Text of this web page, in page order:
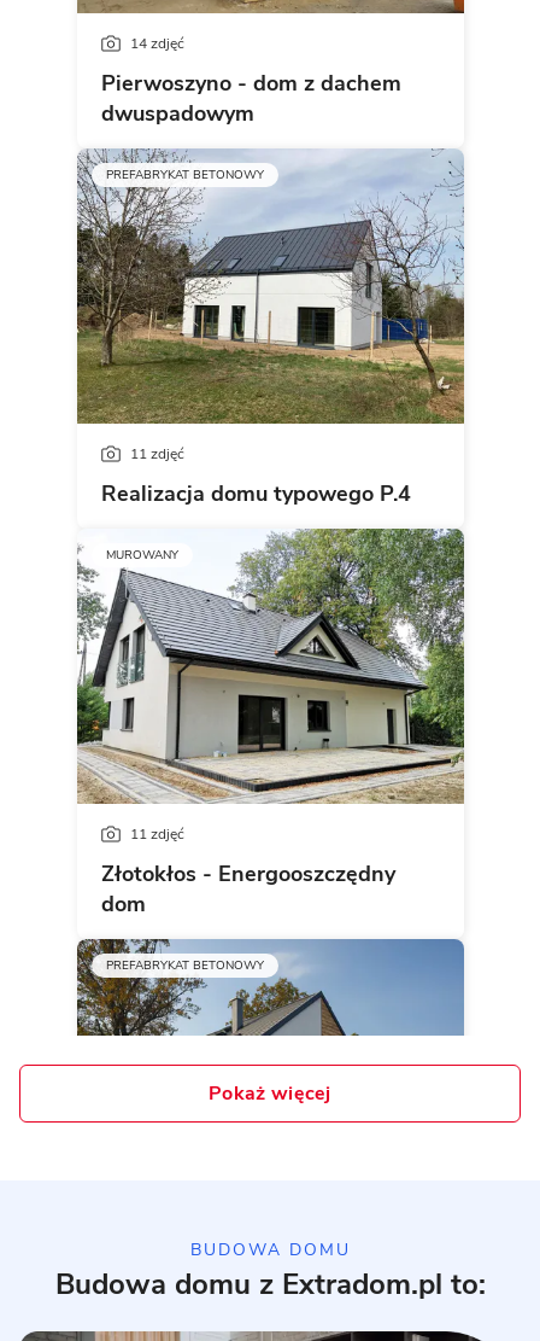
14 zdjęć
Pierwoszyno - dom z dachem
dwuspadowym
PREFABRYKAT BETONOWY
11 zdjęć
Realizacja domu typowego P.4
MUROWANY
11 zdjęć
Złotokłos - Energooszczędny
dom
PREFABRYKAT BETONOWY
Realizacja domu typowego P.5
Pokaż więcej
BUDOWA DOMU
Budowa domu z Extradom.pl to: